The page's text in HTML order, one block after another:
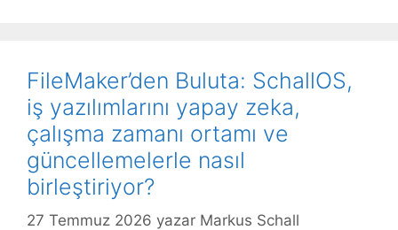
FileMaker’den Buluta: SchallOS,
iş yazılımlarını yapay zeka,
çalışma zamanı ortamı ve
güncellemelerle nasıl
birleştiriyor?
27 Temmuz 2026 yazar Markus Schall